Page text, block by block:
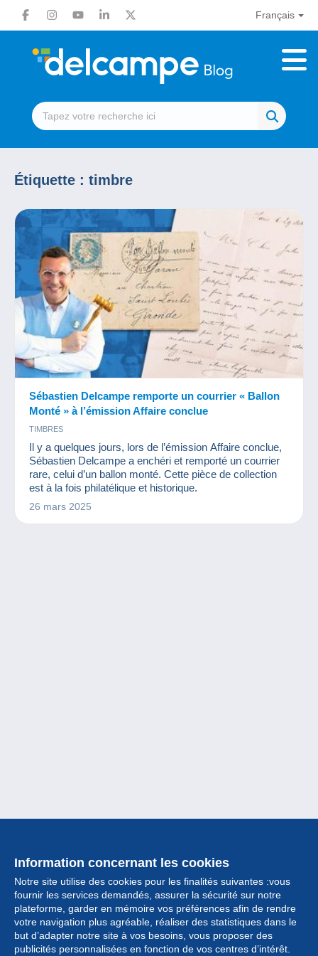
Français
Étiquette : timbre
Sébastien Delcampe remporte un courrier « Ballon
Monté » à l’émission Affaire conclue
TIMBRES
Il y a quelques jours, lors de l’émission Affaire conclue,
Sébastien Delcampe a enchéri et remporté un courrier
rare, celui d’un ballon monté. Cette pièce de collection
est à la fois philatélique et historique.
26 mars 2025
Information concernant les cookies
Notre site utilise des cookies pour les finalités suivantes :vous
fournir les services demandés, assurer la sécurité sur notre
plateforme, garder en mémoire vos préférences afin de rendre
votre navigation plus agréable, réaliser des statistiques dans le
but d’adapter notre site à vos besoins, vous proposer des
publicités personnalisées en fonction de vos centres d’intérêt.
Collection